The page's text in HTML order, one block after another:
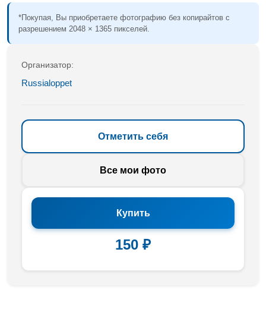
*Покупая, Вы приобретаете фотографию без копирайтов с
разрешением 2048 × 1365 пикселей.
Организатор:
Russialoppet
Отметить себя
Все мои фото
Купить
150 ₽